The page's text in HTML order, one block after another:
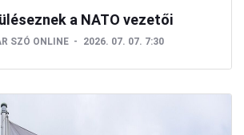
a NATO vezetői
SZÓ ONLINE 2026. 07. 07. 7:30